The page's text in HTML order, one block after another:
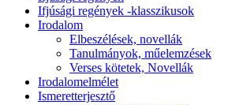
Ifjúsági regények -klasszikusok
Irodalom
Elbeszélések, novellák
Tanulmányok, műelemzések
Verses kötetek, Novellák
Irodalomelmélet
Ismeretterjesztő